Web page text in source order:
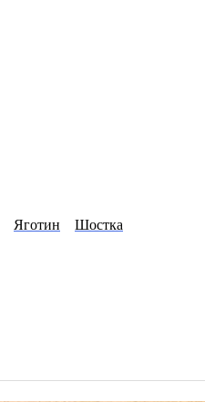
Яготин Шостка